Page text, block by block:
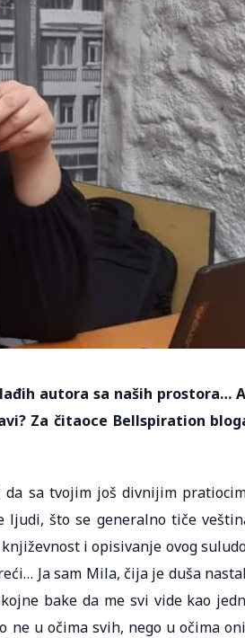
autora sa naših prostora…
Za čitaoce Bellspiration
sa tvojim još divnijim
ljudi, što se generalno tiče
i opisivanje ovog
Ja sam Mila, čija je duša
bake da me svi vide kao
ne u očima svih, nego u očima